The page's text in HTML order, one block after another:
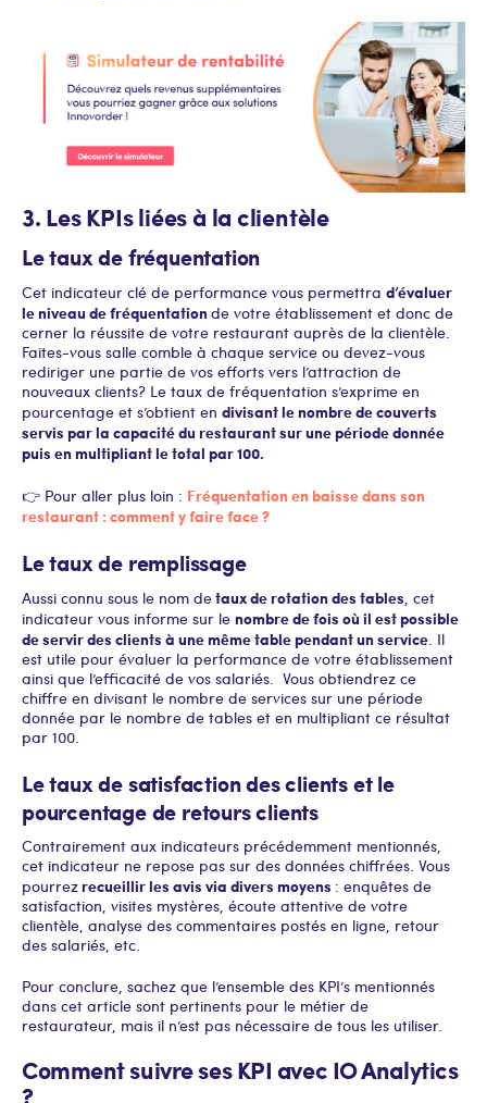
3. Les KPIs liées à la clientèle
Le taux de fréquentation
Cet indicateur clé de performance vous permettra d’évaluer
le niveau de fréquentationde votre établissement et donc de
cerner la réussite de votre restaurant auprès de la clientèle.
Faites-vous salle comble à chaque service ou devez-vous
rediriger une partie de vos efforts vers l’attraction de
nouveaux clients ? Le taux de fréquentation s’exprime en
pourcentage et s’obtient en divisant le nombre de couverts
servis par la capacité du restaurant sur une période donnée
puis en multipliant le total par 100.
👉 Pour aller plus loin : Fréquentation en baisse dans son
restaurant : comment y faire face ?
Le taux de remplissage
Aussi connu sous le nom detaux de rotation des tables , cet
indicateur vous informe sur le nombre de fois où il est possible
de servir des clients à une même table pendant un service . Il
est utile pour évaluer la performance de votre établissement
ainsi que l’efficacité de vos salariés. Vous obtiendrez ce
chiffre en divisant le nombre de services sur une période
donnée par le nombre de tables et en multipliant ce résultat
par 100.
Le taux de satisfaction des clients et le
pourcentage de retours clients
Contrairement aux indicateurs précédemment mentionnés,
cet indicateur ne repose pas sur des données chiffrées. Vous
pourrezrecueillir les avis via divers moyens : enquêtes de
satisfaction, visites mystères, écoute attentive de votre
clientèle, analyse des commentaires postés en ligne, retour
des salariés, etc.
Pour conclure, sachez que l’ensemble des KPI’s mentionnés
dans cet article sont pertinents pour le métier de
restaurateur, mais il n’est pas nécessaire de tous les utiliser.
Comment suivre ses KPI avec IO Analytics
?